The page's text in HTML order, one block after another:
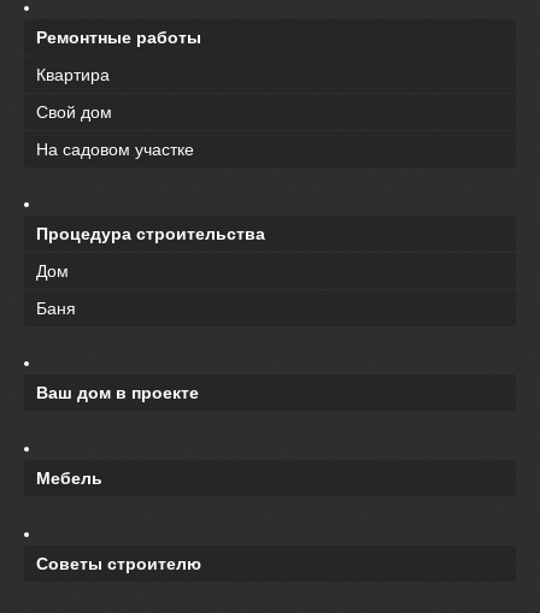
Ремонтные работы
Квартира
Свой дом
На садовом участке
Процедура строительства
Дом
Баня
Ваш дом в проекте
Мебель
Советы строителю